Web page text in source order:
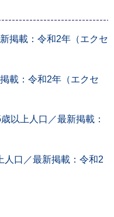
掲載：令和2年（エクセ
載：令和2年（エクセ
以上⼈⼝／最新掲載：
人口／最新掲載：令和2